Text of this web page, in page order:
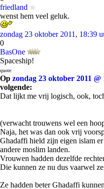
friedland
wenst hem veel geluk.
zondag 23 oktober 2011, 18:39
0
BasOne
Spaceship!
quote:
Op zondag 23 oktober 2011 @
volgende:
Dat lijkt me vrij logisch, ook,
(verwacht trouwens wel een
Naja, het was dan ook vrij
Ghadaffi hield zijn eigen islam
andere moslim landen.
Vrouwen hadden dezelfde
Die kunnen ze nu dus vaarwel
Ze hadden beter Ghadaffi